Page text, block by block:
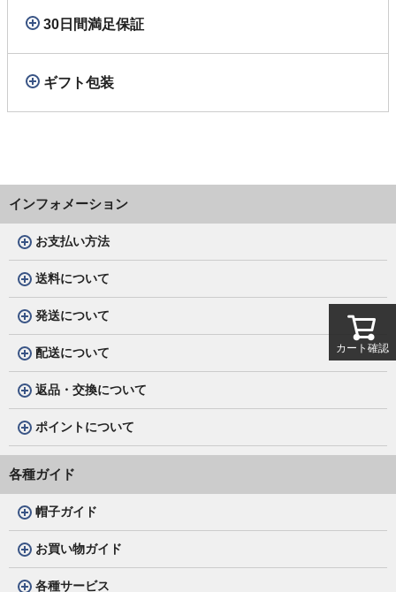
30日間満足保証
ギフト包装
インフォメーション
お支払い方法
送料について
発送について
配送について
返品・交換について
ポイントについて
各種ガイド
帽子ガイド
お買い物ガイド
各種サービス
カート確認